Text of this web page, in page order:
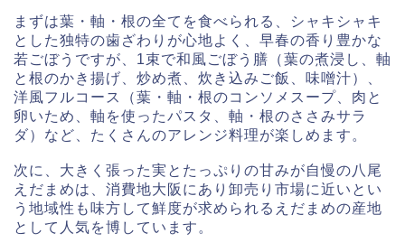
まずは葉・軸・根の全てを食べられる、シャキシャキ
とした独特の歯ざわりが心地よく、早春の香り豊かな
若ごぼうですが、1束で和風ごぼう膳（葉の煮浸し、軸
と根のかき揚げ、炒め煮、炊き込みご飯、味噌汁）、
洋風フルコース（葉・軸・根のコンソメスープ、肉と
卵いため、軸を使ったパスタ、軸・根のささみサラ
ダ）など、たくさんのアレンジ料理が楽しめます。
次に、大きく張った実とたっぷりの甘みが自慢の八尾
えだまめは、消費地大阪にあり卸売り市場に近いとい
う地域性も味方して鮮度が求められるえだまめの産地
として人気を博しています。